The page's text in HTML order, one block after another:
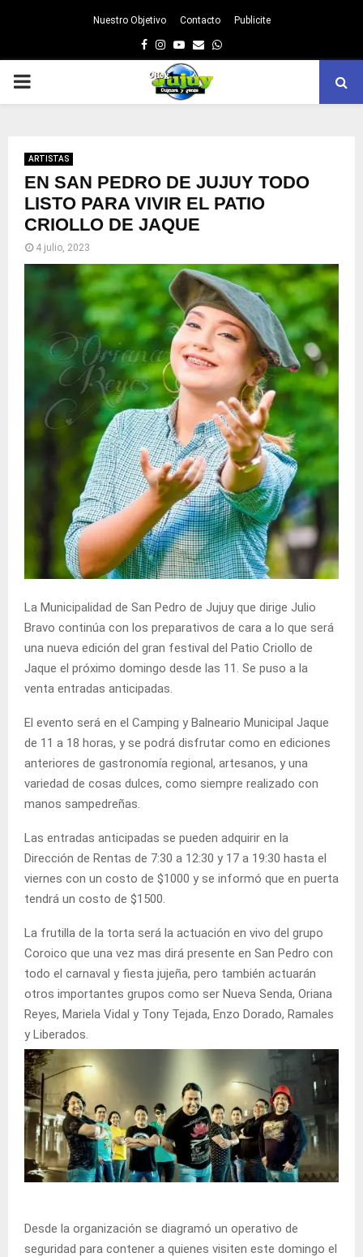
Nuestro Objetivo Contacto Publicite
Facebook
Instagram
Youtube
EmailWhatsapp
PRIMARY
ARTISTAS
EN SAN PEDRO DE JUJUY TODO
LISTO PARA VIVIR EL PATIO
CRIOLLO DE JAQUE
4 julio, 2023
La Municipalidad de San Pedro de Jujuy que dirige Julio
Bravo continúa con los preparativos de cara a lo que será
una nueva edición del gran festival del Patio Criollo de
Jaque el próximo domingo desde las 11. Se puso a la
venta entradas anticipadas.
El evento será en el Camping y Balneario Municipal Jaque
de 11 a 18 horas, y se podrá disfrutar como en ediciones
anteriores de gastronomía regional, artesanos, y una
variedad de cosas dulces, como siempre realizado con
manos sampedreñas.
Las entradas anticipadas se pueden adquirir en la
Dirección de Rentas de 7:30 a 12:30 y 17 a 19:30 hasta el
viernes con un costo de $1000 y se informó que en puerta
tendrá un costo de $1500.
La frutilla de la torta será la actuación en vivo del grupo
Coroico que una vez mas dirá presente en San Pedro con
todo el carnaval y fiesta jujeña, pero también actuarán
otros importantes grupos como ser Nueva Senda, Oriana
Reyes, Mariela Vidal y Tony Tejada, Enzo Dorado, Ramales
y Liberados.
Desde la organización se diagramó un operativo de
seguridad para contener a quienes visiten este domingo el